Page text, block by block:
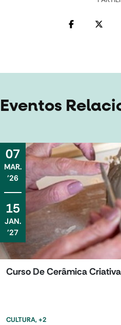
Eventos
07
MAR.
'26
15
JAN.
'27
Curso De Cerâmica
CULTURA, +2